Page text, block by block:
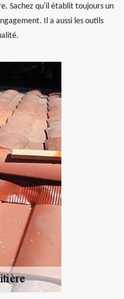
Sachez qu'il établit toujours un
Il a aussi les outils